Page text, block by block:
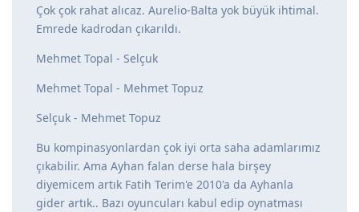
Çok çok rahat alıcaz. Aurelio-Balta yok büyük ihtimal.
Emrede kadrodan çıkarıldı.
Mehmet Topal - Selçuk
Mehmet Topal - Mehmet Topuz
Selçuk - Mehmet Topuz
Bu kompinasyonlardan çok iyi orta saha adamlarımız
çıkabilir. Ama Ayhan falan derse hala birşey
diyemicem artık Fatih Terim'e 2010'a da Ayhanla
gider artık.. Bazı oyuncuları kabul edip oynatması